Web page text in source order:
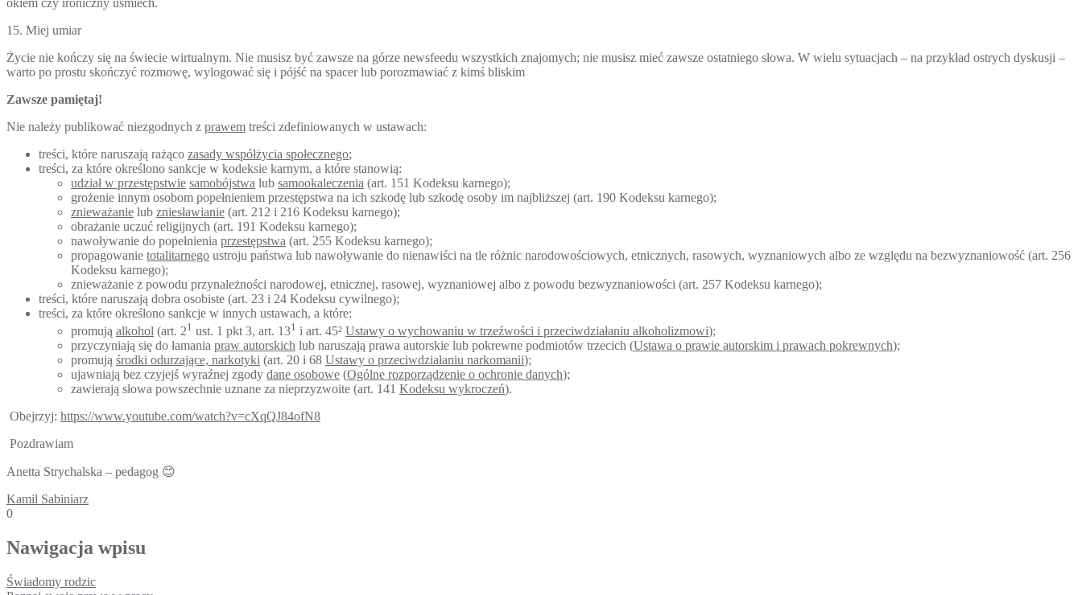
15. Miej umiar
Życie nie kończy się na świecie wirtualnym. Nie musisz być zawsze na górze newsfeedu wszystkich znajomych; nie musisz mieć zawsze ostatniego słowa. W wielu sytuacjach – na przykład ostrych dyskusji –
warto po prostu skończyć rozmowę, wylogować się i pójść na spacer lub porozmawiać z kimś bliskim
Zawsze pamiętaj!
Nie należy publikować niezgodnych z prawem treści zdefiniowanych w ustawach:
treści, które naruszają rażąco zasady współżycia społecznego;
treści, za które określono sankcje w kodeksie karnym, a które stanowią:
udział w przestępstwie samobójstwa lub samookaleczenia (art. 151 Kodeksu karnego);
grożenie innym osobom popełnieniem przestępstwa na ich szkodę lub szkodę osoby im najbliższej (art. 190 Kodeksu karnego);
znieważanie lub zniesławianie (art. 212 i 216 Kodeksu karnego);
obrażanie uczuć religijnych (art. 191 Kodeksu karnego);
nawoływanie do popełnienia przestępstwa (art. 255 Kodeksu karnego);
propagowanie totalitarnego ustroju państwa lub nawoływanie do nienawiści na tle różnic narodowościowych, etnicznych, rasowych, wyznaniowych albo ze względu na bezwyznaniowość (art. 256
Kodeksu karnego);
znieważanie z powodu przynależności narodowej, etnicznej, rasowej, wyznaniowej albo z powodu bezwyznaniowości (art. 257 Kodeksu karnego);
treści, które naruszają dobra osobiste (art. 23 i 24 Kodeksu cywilnego);
treści, za które określono sankcje w innych ustawach, a które:
promują alkohol (art. 21 ust. 1 pkt 3, art. 131 i art. 45² Ustawy o wychowaniu w trzeźwości i przeciwdziałaniu alkoholizmowi);
przyczyniają się do łamania praw autorskich lub naruszają prawa autorskie lub pokrewne podmiotów trzecich (Ustawa o prawie autorskim i prawach pokrewnych);
promują środki odurzające, narkotyki (art. 20 i 68 Ustawy o przeciwdziałaniu narkomanii);
ujawniają bez czyjejś wyraźnej zgody dane osobowe (Ogólne rozporządzenie o ochronie danych);
zawierają słowa powszechnie uznane za nieprzyzwoite (art. 141 Kodeksu wykroczeń).
Obejrzyj: https://www.youtube.com/watch?v=cXqQJ84ofN8
Pozdrawiam
Anetta Strychalska – pedagog 😊
Kamil Sabiniarz
0
Nawigacja wpisu
Świadomy rodzic